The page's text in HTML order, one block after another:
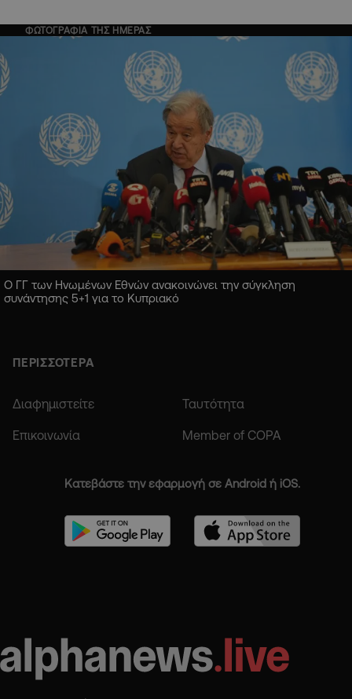
ΦΩΤΟΓΡΑΦΙΑ ΤΗΣ ΗΜΕΡΑΣ
Ο ΓΓ των Ηνωμένων Εθνών ανακοινώνει την σύγκληση
συνάντησης 5+1 για το Κυπριακό
ΠΕΡΙΣΣΟΤΕΡΑ
Διαφημιστείτε Ταυτότητα
Επικοινωνία Member of COPA
Κατεβάστε την εφαρμογή σε Android ή iOS.